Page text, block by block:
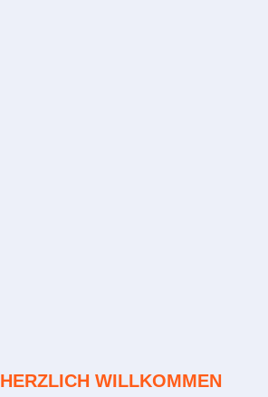
HERZLICH WILLKOMMEN